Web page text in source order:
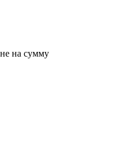
на сумму